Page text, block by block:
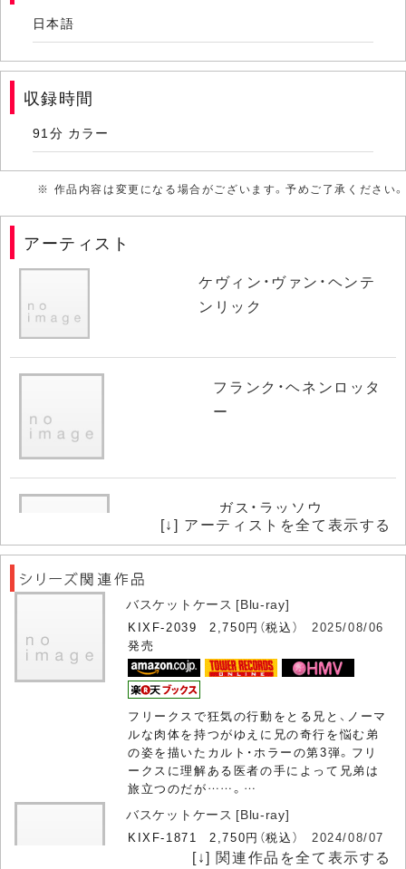
日本語
収録時間
91分 カラー
※ 作品内容は変更になる場合がございます。予めご了承ください。
アーティスト
ケヴィン・ヴァン・ヘンテ
ンリック
フランク・ヘネンロッタ
ー
ガス・ラッソウ
エドガー・イエヴィンズ
アーニー・ブルック
[↓] アーティストを全て表示する
バスケットケース [Blu-ray]
KIXF-2039 2,750円（税込） 2025/08/06
発売
フリークスで狂気の行動をとる兄と、ノーマ
ルな肉体を持つがゆえに兄の奇行を悩む弟
の姿を描いたカルト・ホラーの第3弾。フリ
ークスに理解ある医者の手によって兄弟は
旅立つのだが……。…
バスケットケース [Blu-ray]
KIXF-1871 2,750円（税込） 2024/08/07
[↓] 関連作品を全て表示する